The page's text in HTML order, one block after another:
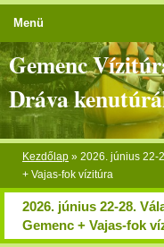
Gemenc
Dráva
Kezdőlap » 2026. június 22-
+ Vajas-fok vízitúra
2026. június 22-28.
Gemenc + Vajas-fok
Menü